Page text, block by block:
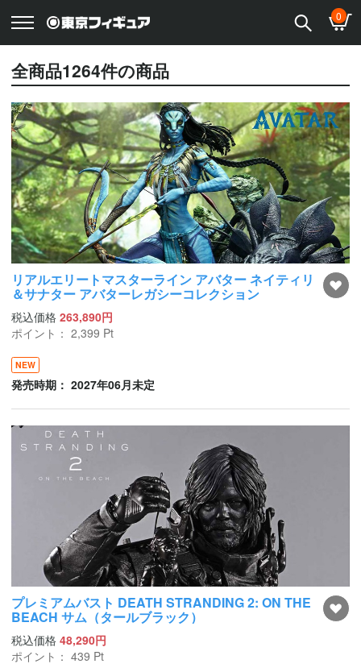
0
全商品1264件の商品
リアルエリートマスターライン アバター ネイティリ
＆サナター アバターレガシーコレクション
税込価格 263,890円
ポイント： 2,399 Pt
NEW
発売時期： 2027年06月未定
プレミアムバスト DEATH STRANDING 2: ON THE
BEACH サム（タールブラック）
税込価格 48,290円
ポイント： 439 Pt